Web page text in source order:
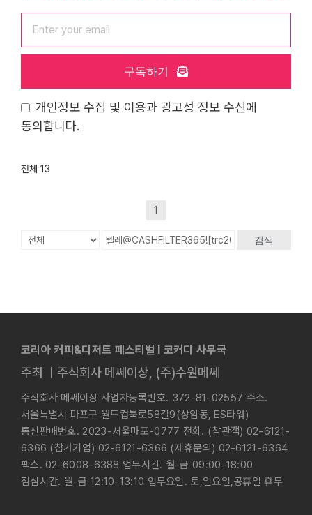
구독하기
개인정보 수집 및 이용과 광고성 정보 수신에
동의합니다.
전체 13
1
검색
코리아 커피&디저트 페스티벌 l 코커디 사무국
주최 ㅣ주식회사 메쎄이상, (주)수원메쎄
주식회사 메쎄이상 사업자등록번호. 372-81-02557 주소.
서울특별시 마포구 월드컵북로58길9(상암동, ES타워)
통신판매번호. 2023-서울마포-0777 전화. (참관객) 02-6121-
6366 (참가기업) 02-6121-6366 (제휴문의) 02-6121-6364
팩스. 02-6008-6388 업무시간. 월-금 09:00-18:00
점심시간. 월-금 12:10-13:10 업무요일. 토,일요일,공휴일 휴무